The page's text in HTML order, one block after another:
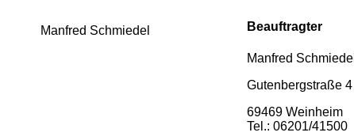
Manfred Schmiedel Beauftragter
Manfred Schmiedel
Gutenbergstraße 4
69469 Weinheim
Tel.: 06201/41500